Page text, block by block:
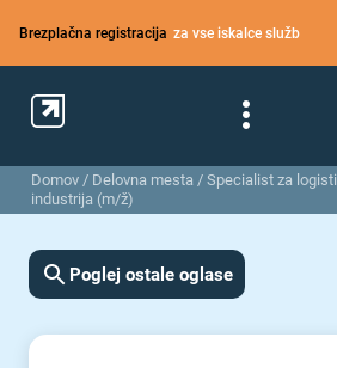
Brezplačna registracija za vse iskalce služb
Domov / Delovna mesta / Specialist za
industrija (m/ž)
Poglej ostale oglase